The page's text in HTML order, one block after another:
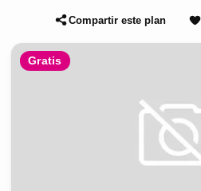
Compartir este plan
Gratis